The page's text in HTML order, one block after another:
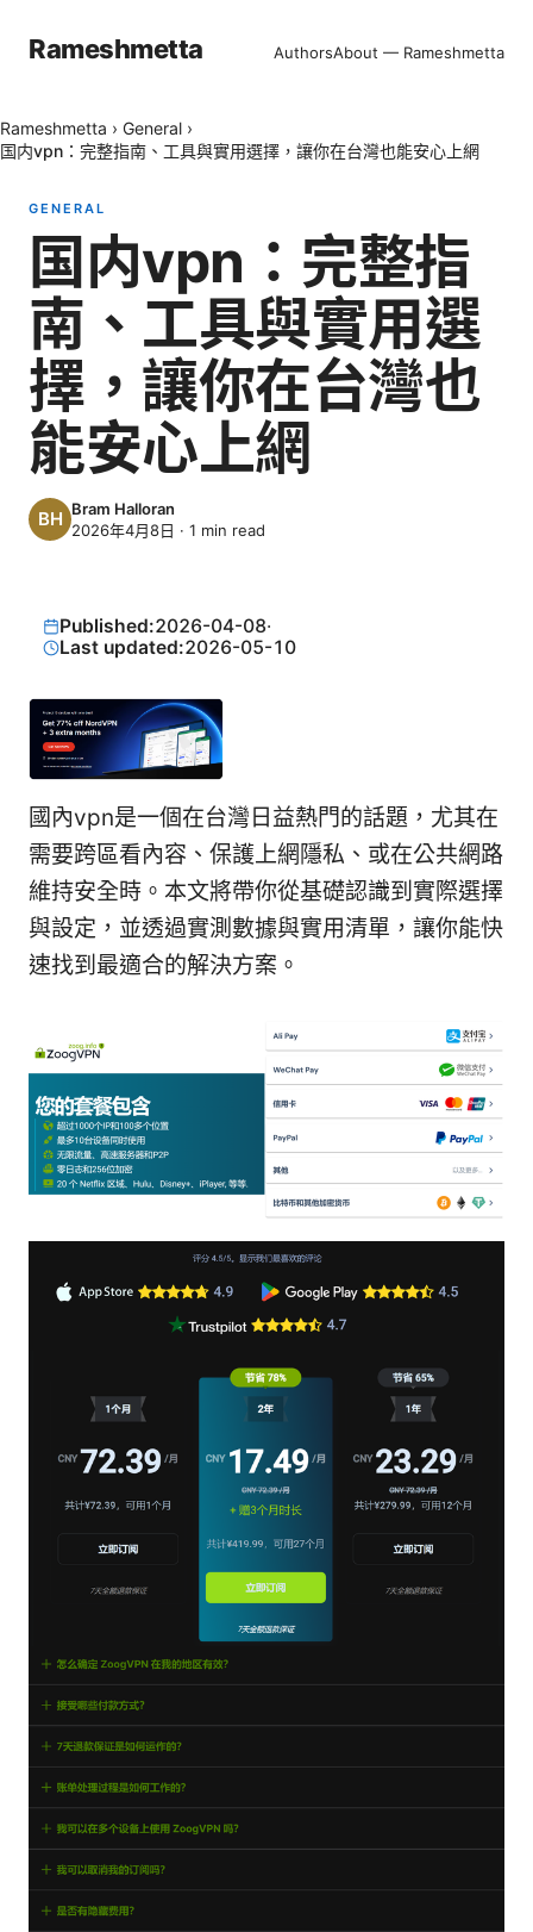
Rameshmetta AuthorsAbout — Rameshmetta
Rameshmetta › General ›
国内vpn：完整指南、工具與實用選擇，讓你在台灣也能安心上網
GENERAL
国内vpn：完整指
南、工具與實用選
擇，讓你在台灣也
能安心上網
Bram Halloran
2026年4月8日 · 1 min read
Published:2026-04-08·
Last updated:2026-05-10
國內vpn是一個在台灣日益熱門的話題，尤其在
需要跨區看內容、保護上網隱私、或在公共網路
維持安全時。本文將帶你從基礎認識到實際選擇
與設定，並透過實測數據與實用清單，讓你能快
速找到最適合的解決方案。